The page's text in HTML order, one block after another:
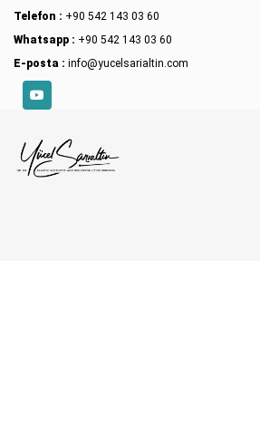
Telefon : +90 542 143 03 60
Whatsapp : +90 542 143 03 60
E-posta : info@yucelsarialtin.com
YouTube